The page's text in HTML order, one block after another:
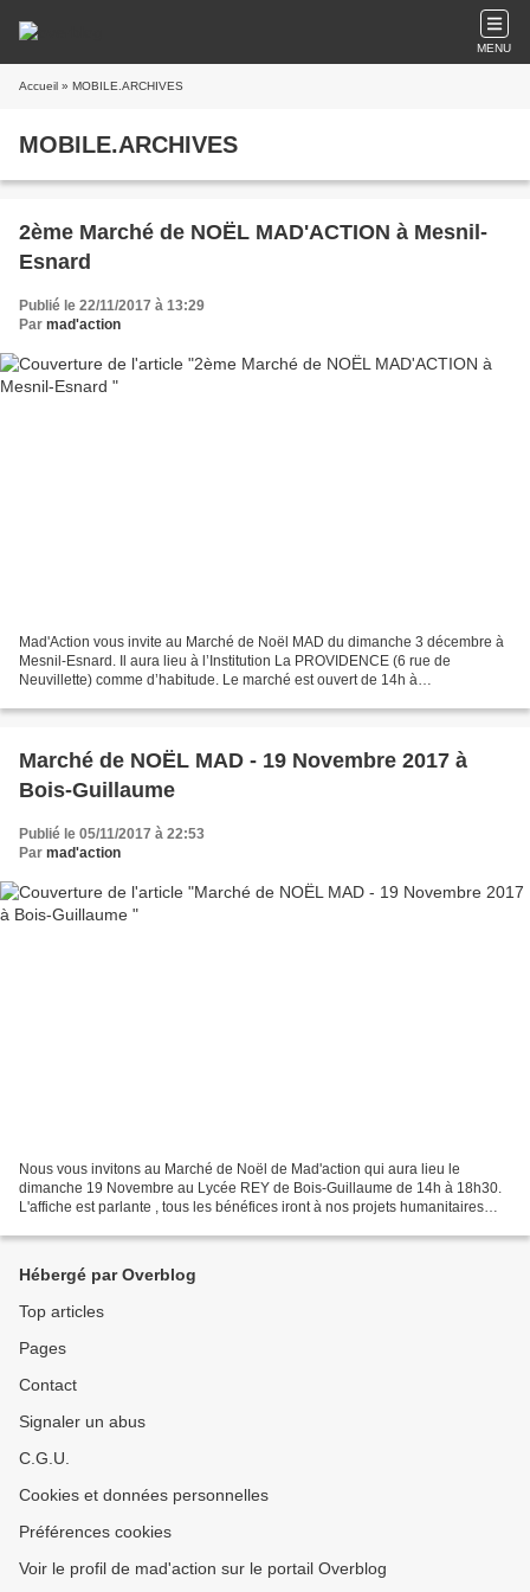
MENU
Accueil » MOBILE.ARCHIVES
MOBILE.ARCHIVES
2ème Marché de NOËL MAD'ACTION à Mesnil-
Esnard
Publié le 22/11/2017 à 13:29
Par mad'action
Mad'Action vous invite au Marché de Noël MAD du dimanche 3 décembre à
Mesnil-Esnard. Il aura lieu à l’Institution La PROVIDENCE (6 rue de
Neuvillette) comme d’habitude. Le marché est ouvert de 14h à
Marché de NOËL MAD - 19 Novembre 2017 à
Bois-Guillaume
Publié le 05/11/2017 à 22:53
Par mad'action
Nous vous invitons au Marché de Noël de Mad'action qui aura lieu le
dimanche 19 Novembre au Lycée REY de Bois-Guillaume de 14h à 18h30.
L'affiche est parlante , tous les bénéfices iront à nos projets humanitaires
Hébergé par Overblog
Top articles
Pages
Contact
Signaler un abus
C.G.U.
Cookies et données personnelles
Préférences cookies
Voir le profil de mad'action sur le portail Overblog